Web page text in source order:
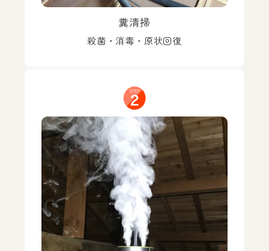
糞清掃
殺菌・消毒・原状回復